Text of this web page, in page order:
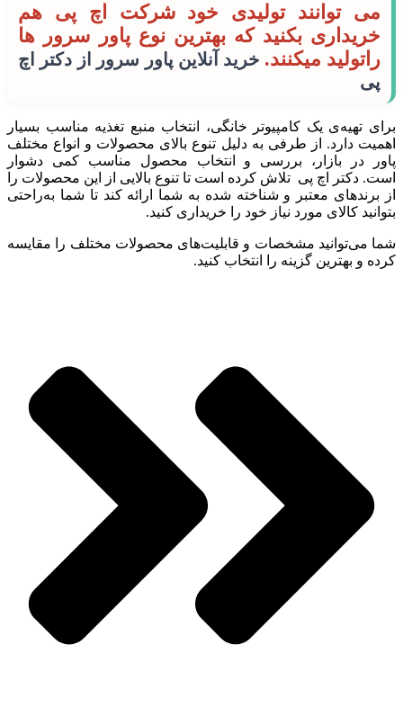
می توانند تولیدی خود شرکت اچ پی هم
خریداری بکنید که بهترین نوع پاور سرور ها
راتولید میکنند. خرید آنلاین پاور سرور از دکتر اچ
پی
برای تهیه‌ی یک کامپیوتر خانگی، انتخاب منبع تغذیه مناسب بسیار
اهمیت دارد. از طرفی به دلیل تنوع بالای محصولات و انواع مختلف
پاور در بازار، بررسی و انتخاب محصول مناسب کمی دشوار
است. دکتر اچ پی تلاش کرده است تا تنوع بالایی از این محصولات را
از برندهای معتبر و شناخته شده به شما ارائه کند تا شما به‌راحتی
بتوانید کالای مورد نیاز خود را خریداری کنید.
شما می‌توانید مشخصات و قابلیت‌های محصولات مختلف را مقایسه
کرده و بهترین گزینه را انتخاب کنید.